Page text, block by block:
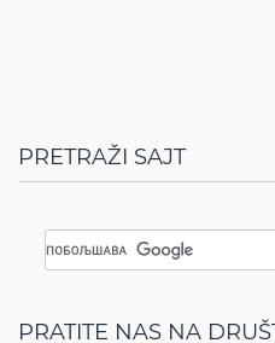
PRETRAŽI SAJT
PRATITE NAS NA